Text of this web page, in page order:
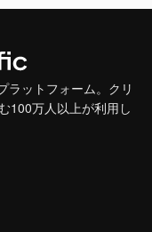
ラットフォーム。クリ
100万人以上が利用し